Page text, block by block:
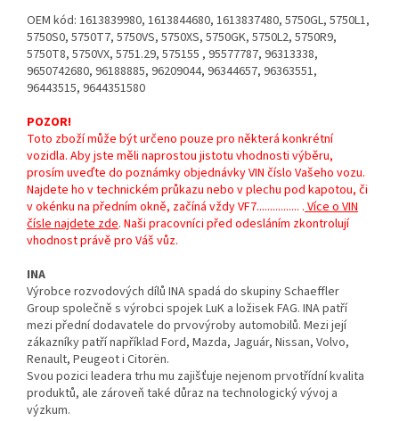
OEM kód: 1613839980, 1613844680, 1613837480, 5750GL, 5750L1,
5750S0, 5750T7, 5750VS, 5750XS, 5750GK, 5750L2, 5750R9,
5750T8, 5750VX, 5751.29, 575155 , 95577787, 96313338,
9650742680, 96188885, 96209044, 96344657, 96363551,
96443515, 9644351580
POZOR!
Toto zboží může být určeno pouze pro některá konkrétní
vozidla. Aby jste měli naprostou jistotu vhodnosti výběru,
prosím uveďte do poznámky objednávky VIN číslo Vašeho vozu.
Najdete ho v technickém průkazu nebo v plechu pod kapotou, či
v okénku na předním okně, začíná vždy VF7................ .Více o VIN
čísle najdete zde. Naši pracovníci před odesláním zkontrolují
vhodnost právě pro Váš vůz.
INA
Výrobce rozvodových dílů INA spadá do skupiny Schaeffler
Group společně s výrobci spojek LuK a ložisek FAG. INA patří
mezi přední dodavatele do prvovýroby automobilů. Mezi její
zákazníky patří například Ford, Mazda, Jaguár, Nissan, Volvo,
Renault, Peugeot i Citorën.
Svou pozici leadera trhu mu zajišťuje nejenom prvotřídní kvalita
produktů, ale zároveň také důraz na technologický vývoj a
výzkum.